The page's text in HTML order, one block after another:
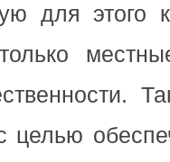
для этого
целью